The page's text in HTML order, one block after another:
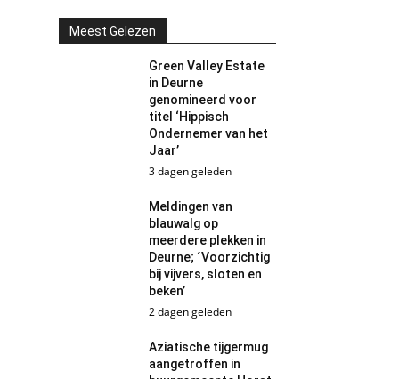
Meest Gelezen
Green Valley Estate
in Deurne
genomineerd voor
titel ‘Hippisch
Ondernemer van het
Jaar’
3 dagen geleden
Meldingen van
blauwalg op
meerdere plekken in
Deurne; ´Voorzichtig
bij vijvers, sloten en
beken’
2 dagen geleden
Aziatische tijgermug
aangetroffen in